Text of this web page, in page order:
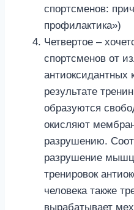
спортсменов:
профилактика»)
Четвертое –
спортсменов от
антиоксидантных
результате
образуются
окисляют
разрушению.
разрушение
тренировок
человека также
вырабатывает